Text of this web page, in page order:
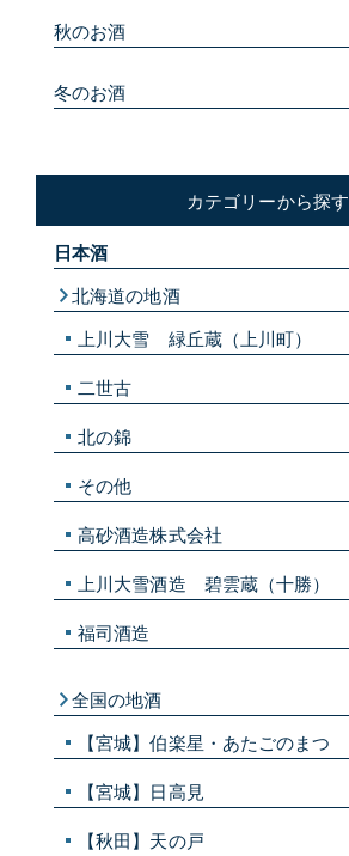
秋のお酒
冬のお酒
カテゴリーから探す
日本酒
北海道の地酒
上川大雪 緑丘蔵（上川町）
二世古
北の錦
その他
高砂酒造株式会社
上川大雪酒造 碧雲蔵（十勝）
福司酒造
全国の地酒
【宮城】伯楽星・あたごのまつ
【宮城】日高見
【秋田】天の戸